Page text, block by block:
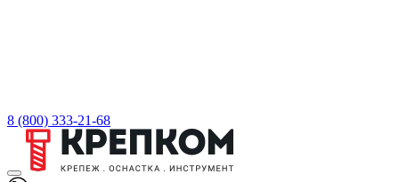
8 (800) 333-21-68